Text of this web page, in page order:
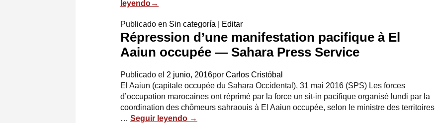
leyendo→
Publicado en Sin categoría Editar
Répression d’une manifestation pacifique à El
Aaiun occupée — Sahara Press Service
Publicado el 2 junio, 2016por Carlos Cristóbal
El Aaiun (capitale occupée du Sahara Occidental), 31 mai 2016 (SPS) Les forces
d’occupation marocaines ont réprimé par la force un sit-in pacifique organisé lundi par la
coordination des chômeurs sahraouis à El Aaiun occupée, selon le ministre des territoires
… Seguir leyendo →